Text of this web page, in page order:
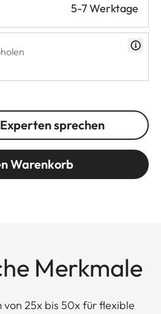
5-7 Werktage
sprechen
Warenkorb
Merkmale
von 25x bis 50x für flexible